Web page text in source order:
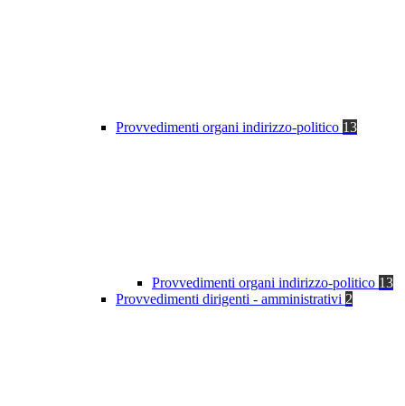
Provvedimenti organi indirizzo-politico 13
Provvedimenti organi indirizzo-politico 13
Provvedimenti dirigenti - amministrativi 2